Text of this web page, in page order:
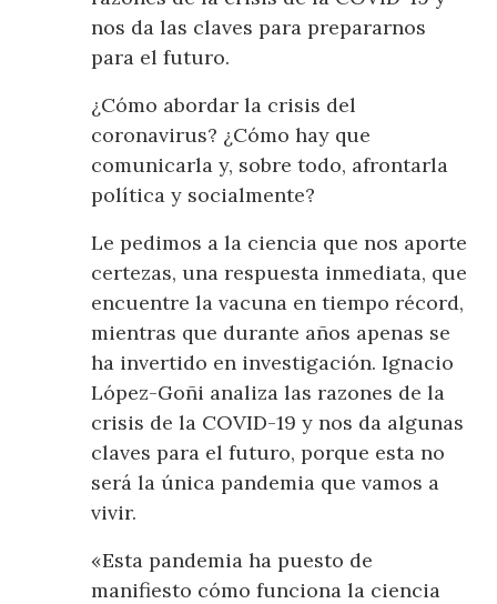
nos da las claves para prepararnos
para el futuro.
¿Cómo abordar la crisis del
coronavirus? ¿Cómo hay que
comunicarla y, sobre todo, afrontarla
política y socialmente?
Le pedimos a la ciencia que nos aporte
certezas, una respuesta inmediata, que
encuentre la vacuna en tiempo récord,
mientras que durante años apenas se
ha invertido en investigación. Ignacio
López-Goñi analiza las razones de la
crisis de la COVID-19 y nos da algunas
claves para el futuro, porque esta no
será la única pandemia que vamos a
vivir.
«Esta pandemia ha puesto de
manifiesto cómo funciona la ciencia